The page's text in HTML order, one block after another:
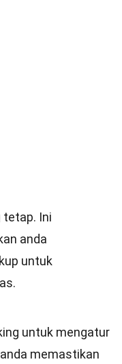
tetap. Ini
anda
untuk
untuk mengatur
memastikan